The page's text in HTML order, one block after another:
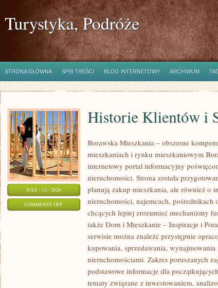
Turystyka, Podróże
STRONA GŁÓWNA SPIS TREŚCI BLOG INTERNETOWY ARCHIWUM
JULY - 13 - 2026
COMMENTS OFFON
Historie Klientów i
Borawska Mieszkania – obszerne
mieszkaniach i rynku mieszkaniowym
internetowy portal informacyjny
nieruchomości. Strona została
planują zakup mieszkania, ale również o
nieruchomości, najemcach,
chcących lepiej zrozumieć mechanizmy
także Dom i Mieszkanie – Inspiracje i
serwisie można znaleźć przystępnie
kupowania, sprzedawania, wynajmowania
nieruchomościami. Zakres poruszanych
podstawowe informacje dla
tematy związane z inwestowaniem,